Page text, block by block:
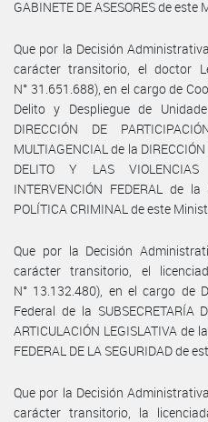
GABINETE DE ASESORES de este
Que por la Decisión
carácter transitorio, el doctor
N° 31.651.688), en el cargo de
Delito y Despliegue de
DIRECCIÓN DE
MULTIAGENCIAL de la
DELITO Y LAS
INTERVENCIÓN FEDERAL de la
POLÍTICA CRIMINAL de este
Que por la Decisión
carácter transitorio, el
N° 13.132.480), en el cargo de
Federal de la SUBSECRETARÍA
ARTICULACIÓN LEGISLATIVA de
FEDERAL DE LA SEGURIDAD de
Que por la Decisión
carácter transitorio, la